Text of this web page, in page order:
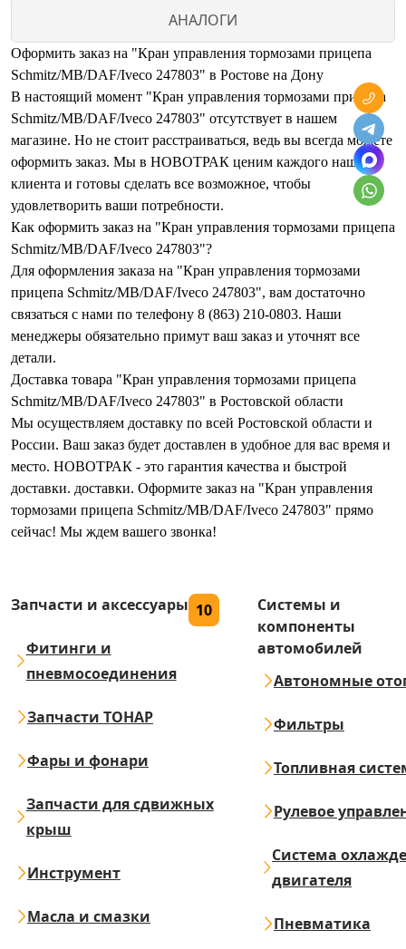
АНАЛОГИ
Оформить заказ на "Кран управления тормозами прицепа
Schmitz/MB/DAF/Iveco 247803" в Ростове на Дону
В настоящий момент "Кран управления тормозами прицепа
Schmitz/MB/DAF/Iveco 247803" отсутствует в нашем
магазине. Но не стоит расстраиваться, ведь вы всегда можете
оформить заказ. Мы в НОВОТРАК ценим каждого нашего
клиента и готовы сделать все возможное, чтобы
удовлетворить ваши потребности.
Как оформить заказ на "Кран управления тормозами прицепа
Schmitz/MB/DAF/Iveco 247803"?
Для оформления заказа на "Кран управления тормозами
прицепа Schmitz/MB/DAF/Iveco 247803", вам достаточно
связаться с нами по телефону 8 (863) 210-0803. Наши
менеджеры обязательно примут ваш заказ и уточнят все
детали.
Доставка товара "Кран управления тормозами прицепа
Schmitz/MB/DAF/Iveco 247803" в Ростовской области
Мы осуществляем доставку по всей Ростовской области и
России. Ваш заказ будет доставлен в удобное для вас время и
место. НОВОТРАК - это гарантия качества и быстрой
доставки. доставки. Оформите заказ на "Кран управления
тормозами прицепа Schmitz/MB/DAF/Iveco 247803" прямо
сейчас! Мы ждем вашего звонка!
Запчасти и аксессуары 10
Фитинги и
пневмосоединения
Запчасти ТОНАР
Фары и фонари
Запчасти для сдвижных
крыш
Инструмент
Масла и смазки
Системы и
компоненты
автомобилей
Автономные
Фильтры
Топливная
Рулевое
Система
двигателя
Пневматика